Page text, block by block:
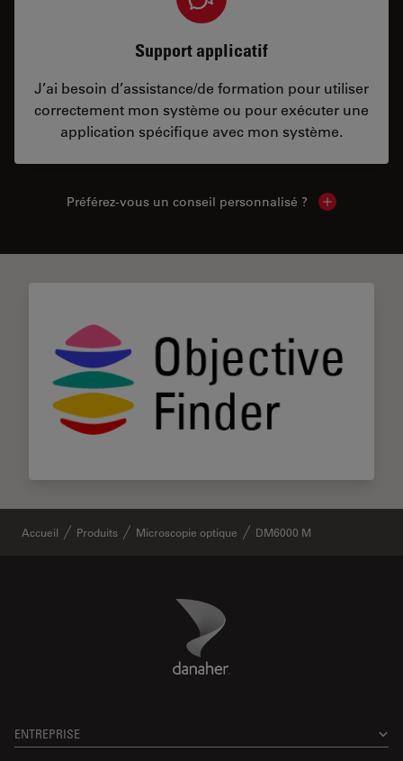
Support applicatif
J’ai besoin d’assistance/de formation pour utiliser
correctement mon système ou pour exécuter une
application spécifique avec mon système.
Préférez-vous un conseil personnalisé ? Show local
Accueil Produits Microscopie optique DM6000 M
Danaher Logo
ENTREPRISE